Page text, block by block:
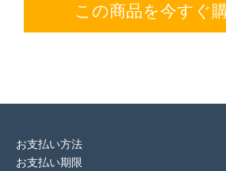
この商品を今すぐ
お支払い方法
お支払い期限